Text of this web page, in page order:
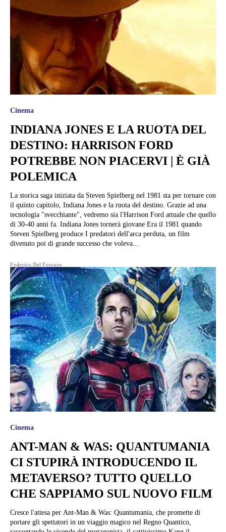
Cinema
INDIANA JONES E LA RUOTA DEL
DESTINO: HARRISON FORD
POTREBBE NON PIACERVI | È GIÀ
POLEMICA
La storica saga iniziata da Steven Spielberg nel 1981 sta per tornare con
il quinto capitolo, Indiana Jones e la ruota del destino. Grazie ad una
tecnologia "svecchiante", vedremo sia l'Harrison Ford attuale che quello
di 30-40 anni fa. Indiana Jones tornerà giovane Era il 1981 quando
Steven Spielberg produce I predatori dell'arca perduta, un film
divenuto poi di grande successo che voleva...
Federico Del Ferraro
Cinema
ANT-MAN & WAS: QUANTUMANIA
CI STUPIRÀ INTRODUCENDO IL
METAVERSO? TUTTO QUELLO
CHE SAPPIAMO SUL NUOVO FILM
Cresce l'attesa per Ant-Man & Was: Quantumania, che promette di
portare gli spettatori in un viaggio magico nel Regno Quantico,